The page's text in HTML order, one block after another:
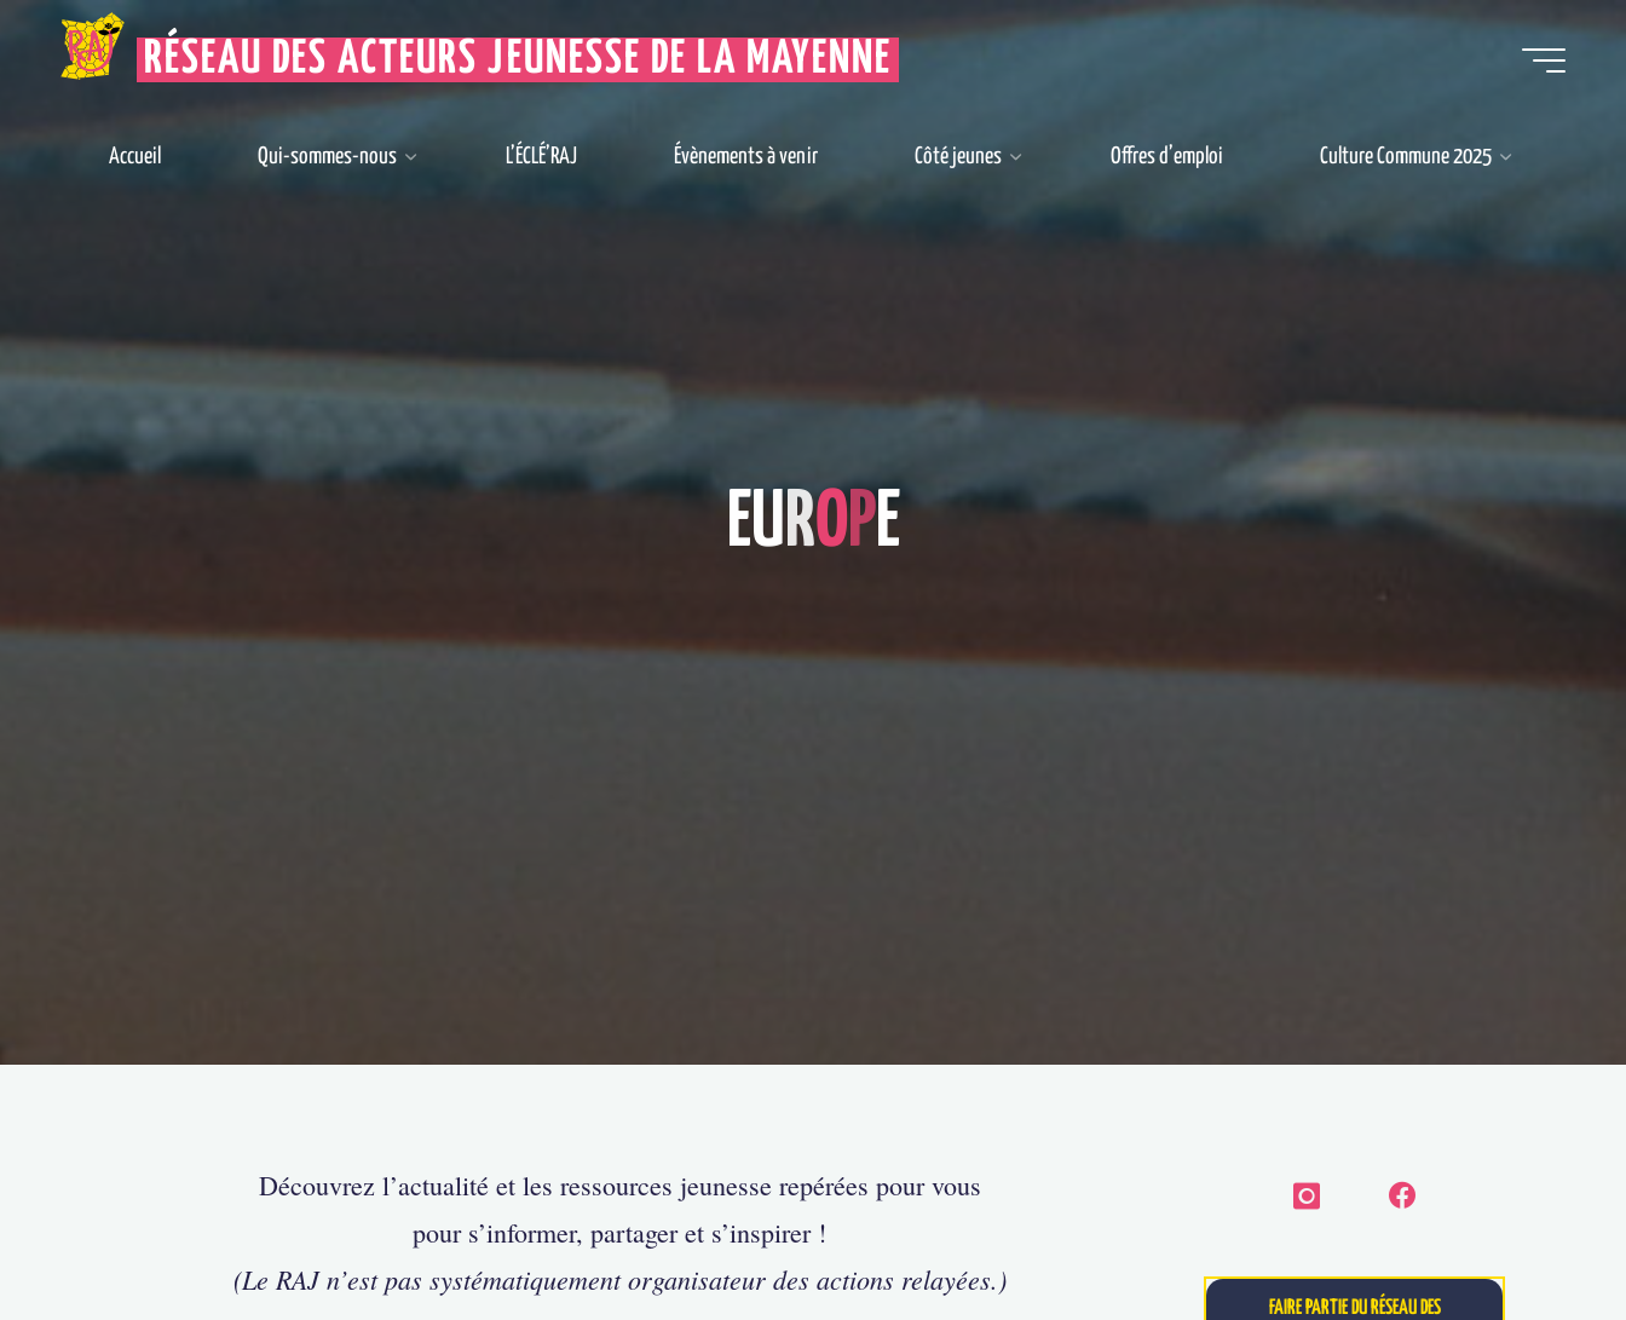
RÉSEAU DES ACTEURS JEUNESSE DE LA MAYENNE
Accueil Qui-sommes-nous L’ÉCLÉ’RAJ Évènements à venir Côté jeunes Offres d’emploi Culture Commune 2025
EUROPE
Découvrez l’actualité et les ressources jeunesse repérées pour vous
pour s’informer, partager et s’inspirer !
(Le RAJ n’est pas systématiquement organisateur des actions relayées.)
FAIRE PARTIE DU RÉSEAU DES